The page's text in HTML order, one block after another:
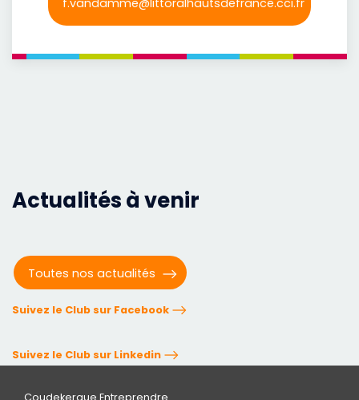
f.vandamme@littoralhautsdefrance.cci.fr
Actualités à venir
Toutes nos actualités
Suivez le Club sur Facebook
Suivez le Club sur Linkedin